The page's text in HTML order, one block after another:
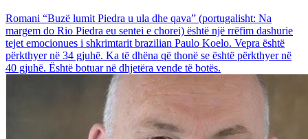
Romani “Buzë lumit Piedra u ula dhe qava” (portugalisht: Na
margem do Rio Piedra eu sentei e chorei) është një rrëfim dashurie
tejet emocionues i shkrimtarit brazilian Paulo Koelo. Vepra është
përkthyer në 34 gjuhë. Ka të dhëna që thonë se është përkthyer në
40 gjuhë. Është botuar në dhjetëra vende të botës.